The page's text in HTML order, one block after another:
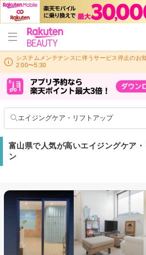
システムメンテナンスに伴うサービス停止のお
2:00〜5:30
エイジングケア・リフトアップ
富山県で人気が高いエイジングケア
ン